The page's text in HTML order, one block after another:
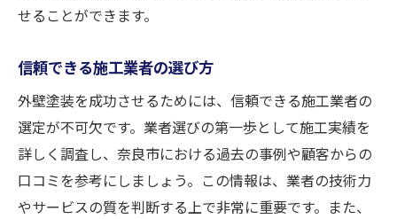
せることができます。
信頼できる施工業者の選び方
外壁塗装を成功させるためには、信頼できる施工業者の
選定が不可欠です。業者選びの第一歩として施工実績を
詳しく調査し、奈良市における過去の事例や顧客からの
口コミを参考にしましょう。この情報は、業者の技術力
やサービスの質を判断する上で非常に重要です。また、